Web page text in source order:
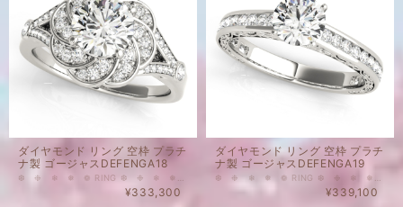
ダイヤモンド リング 空枠 プラチ
ナ製 ゴージャスDEFENGA18
¥333,300
ダイヤモンド リング 空枠 プラチ
ナ製 ゴージャスDEFENGA19
¥339,100